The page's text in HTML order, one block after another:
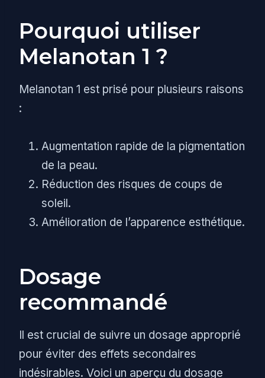
Pourquoi utiliser
Melanotan 1 ?
Melanotan 1 est prisé pour plusieurs raisons
:
Augmentation rapide de la pigmentation
de la peau.
Réduction des risques de coups de
soleil.
Amélioration de l’apparence esthétique.
Dosage
recommandé
Il est crucial de suivre un dosage approprié
pour éviter des effets secondaires
indésirables. Voici un aperçu du dosage